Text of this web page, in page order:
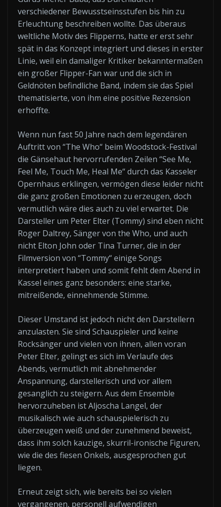
verschiedener Bewusstseinsstufen bis hin zu
Erleuchtung beschreiben wollte. Das überaus
weltliche Motiv des Flipperns, hatte er erst sehr
spät in das Konzept integriert und dieses in erster
Linie, weil ein damaliger Kritiker bekanntermaßen
ein großer Flipper-Fan war und die sich in
Geldnöten befindliche Band, indem sie das Spiel
thematisierte, von ihm eine positive Rezension
erhoffte.
Wenn nun fast 50 Jahre nach dem legendären
Auftritt von “The Who“ beim Woodstock-Festival
die Gänsehaut hervorrufenden Zeilen “See Me,
Feel Me, Touch Me, Heal Me“ durch das Kasseler
Opernhaus erklingen, vermögen diese leider nicht
die ganz großen Emotionen zu erzeugen, doch
vermutlich wäre dies auch zu viel erwartet. Die
Darsteller um Peter Elter (Tommy) sind eben nicht
Roger Daltrey, Sänger von the Who, und auch
nicht Elton John oder Tina Turner, die in der
Filmversion von “Tommy“ einige Songs
interpretiert haben und somit fehlt dem Abend in
Kassel eines ganz besonders: eine starke,
mitreißende, einnehmende Stimme.
Dieser Umstand ist jedoch nicht den Darstellern
anzulasten. Sie sind Schauspieler und keine
Rocksänger und vielen von ihnen, allen voran
Peter Elter, gelingt es sich im Verlaufe des
Abends, vermutlich mit abnehmender
Anspannung, darstellerisch und vor allem
gesanglich zu steigern. Aus dem Ensemble
hervorzuheben ist Aljoscha Langel, der
musikalisch wie auch schauspielerisch zu
überzeugen weiß und der zunehmend beweist,
dass ihm solch kauzige, skurril-ironische Figuren,
wie die des fiesen Onkels, ausgesprochen gut
liegen.
Erneut zeigt sich, wie bereits bei so vielen
vergangenen, personell aufwendigen